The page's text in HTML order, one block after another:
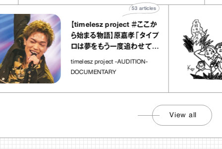
【timelesz project ＃ここか
ら始まる物語】原嘉孝「タイプ
ロは夢をもう一度追わせてく
れた場所」
timelesz project -AUDITION-
DOCUMENTARY
articles
View all